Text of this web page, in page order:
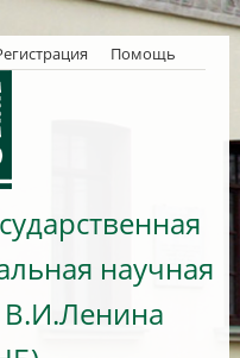
Помощь
научная
В.И.Ленина